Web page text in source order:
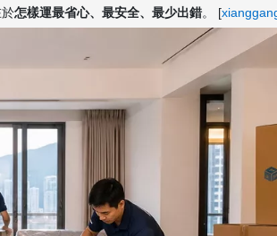
怎樣運最省心、最安全、最少出錯。 [